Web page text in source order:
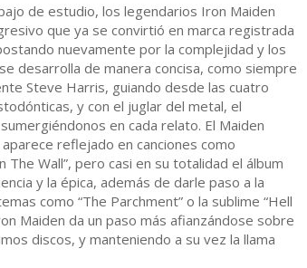
de estudio, los legendarios Iron Maiden
que ya se convirtió en marca registrada
nuevamente por la complejidad y los
desarrolla de manera concisa, como siempre
Steve Harris, guiando desde las cuatro
y con el juglar del metal, el
en cada relato. El Maiden
reflejado en canciones como
The Wall”, pero casi en su totalidad el álbum
y la épica, además de darle paso a la
como “The Parchment” o la sublime “Hell
Maiden da un paso más afianzándose sobre
discos, y manteniendo a su vez la llama